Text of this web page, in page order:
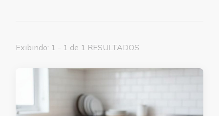
Exibindo: 1 - 1 de 1 RESULTADOS